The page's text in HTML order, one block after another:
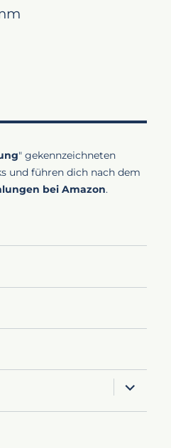
" gekennzeichneten
und führen dich nach dem
bei Amazon.
öffnen